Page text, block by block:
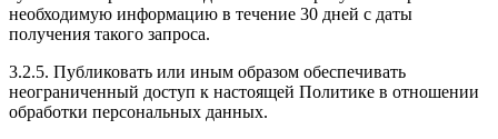
необходимую информацию в течение 30 дней с даты
получения такого запроса.
3.2.5. Публиковать или иным образом обеспечивать
неограниченный доступ к настоящей Политике в отношении
обработки персональных данных.